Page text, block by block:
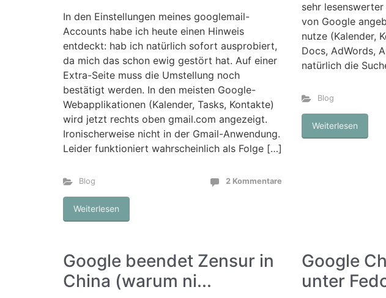
In den Einstellungen meines googlemail-
Accounts habe ich heute einen Hinweis
entdeckt: hab ich natürlich sofort ausprobiert,
da mich das schon ewig gestört hat. Auf einer
Extra-Seite muss die Umstellung noch
bestätigt werden. In den meisten Google-
Webapplikationen (Kalender, Tasks, Kontakte)
wird jetzt rechts oben gmail.com angezeigt.
Ironischerweise nicht in der Gmail-Anwendung.
Leider funktioniert wahrscheinlich als Folge […]
Blog 2 Kommentare
Weiterlesen
sehr
von Google
nutze (Kalender,
Docs, AdWords,
natürlich die
Blog
Weiterlesen
Google beendet Zensur in
China (warum ni...
Google
unter